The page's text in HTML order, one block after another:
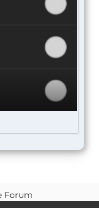
Forum